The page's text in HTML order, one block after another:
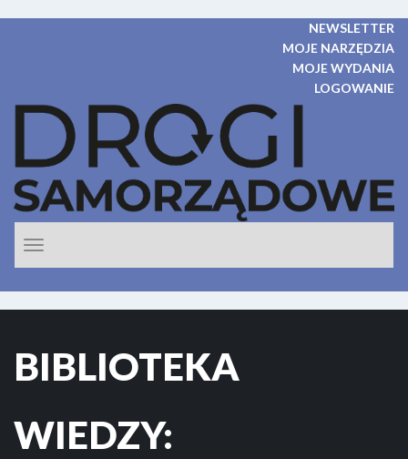
NEWSLETTER
MOJE NARZĘDZIA
MOJE WYDANIA
LOGOWANIE
nawigacje
BIBLIOTEKA
WIEDZY: